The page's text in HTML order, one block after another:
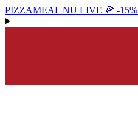
PIZZAMEAL NU LIVE 🍕 -15%